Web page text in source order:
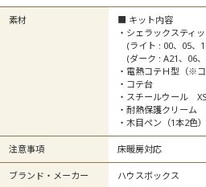
素材
■ キット内容
・シェラックスティ
(ライト : 00、05、
(ダーク : A21、06
・電熱コテＨ型（※コ
・コテ台
・スチールウール XS
・耐熱保護クリーム
・木目ペン（1本2色）
注意事項 床暖房対応
ブランド・メーカー ハウスボックス